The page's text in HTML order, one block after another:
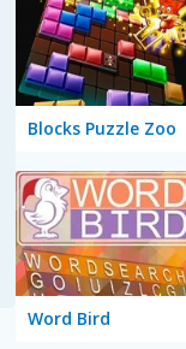
Blocks Puzzle Zoo
Word Bird